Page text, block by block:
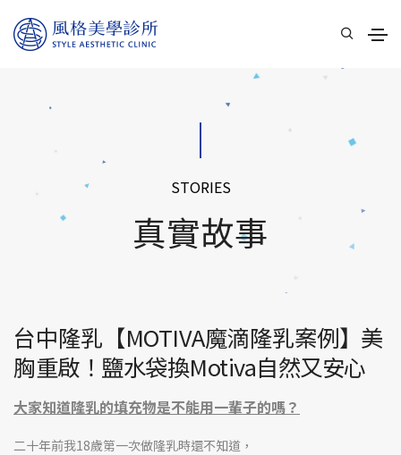
STORIES
真實故事
台中隆乳【MOTIVA魔滴隆乳案例】美
胸重啟！鹽水袋換Motiva自然又安心
大家知道隆乳的填充物是不能用一輩子的嗎？
二十年前我18歲第一次做隆乳時還不知道，